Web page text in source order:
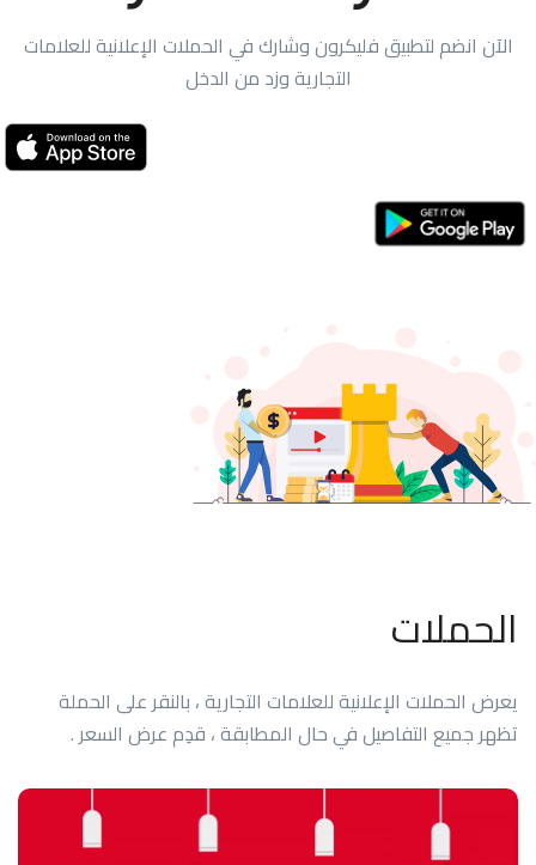
الآن انضم لتطبيق فليكرون وشارك في الحملات الإعلانية للعلامات
التجارية وزد من الدخل
الحملات
يعرض الحملات الإعلانية للعلامات التجارية ، بالنقر على الحملة
تظهر جميع التفاصيل في حال المطابقة ، قدِم عرض السعر .